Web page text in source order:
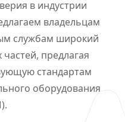
в индустрии
владельцам
службам широкий
предлагая
стандартам
оборудования